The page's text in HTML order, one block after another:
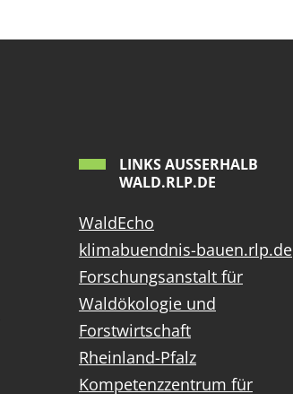
LINKS AUSSERHALB W
ALD.RLP.DE
WaldEcho
klimabuendnis-bauen.rlp.de
Forschungsanstalt für
Waldökologie und
Forstwirtschaft
Rheinland-Pfalz
Kompetenzzentrum für